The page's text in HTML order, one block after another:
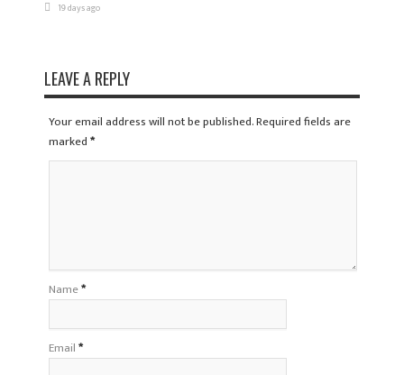
19 days ago
LEAVE A REPLY
Your email address will not be published. Required fields are
marked*
Name*
Email*